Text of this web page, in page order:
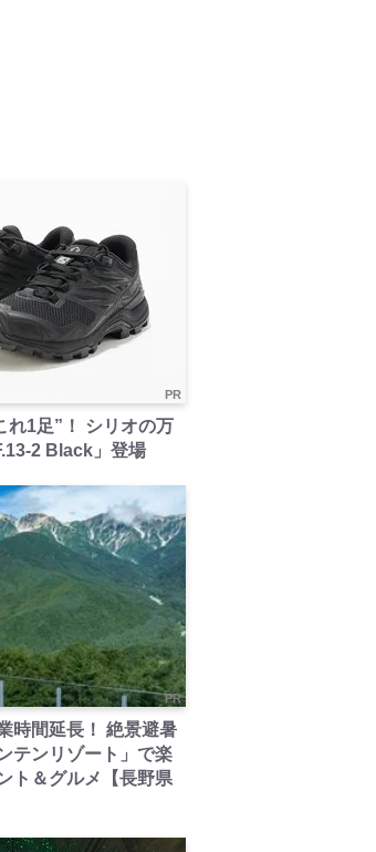
PR
れ1足”！ シリオの万
2 Black」登場
PR
時間延長！ 絶景避暑
テンリゾート」で楽
ト＆グルメ【長野県